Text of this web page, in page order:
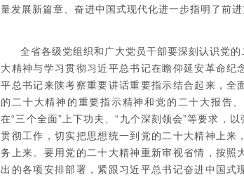
量发展新篇章、奋进中国式现代化进一步指明了前进
全省各级党组织和广大党员干部要深刻认识党
大精神与学习贯彻习近平总书记在瞻仰延安革命纪
平总书记来陕考察重要讲话重要指示结合起来，全
的二十大精神的重要指示精神和党的二十大报告
在“三个全面”上下功夫、“九个深刻领会”等要求，
贯彻工作，切实把思想统一到党的二十大精神上来
务上来。要用党的二十大精神重新审视省情，按照
出的各项安排部署，紧跟习近平总书记奋进中国